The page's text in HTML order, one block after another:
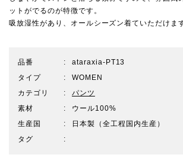
ットがでるのが特徴です。
吸放湿性があり、オールシーズン着ていただけま
品番
ataraxia-PT13
タイプ
WOMEN
カテゴリ
パンツ
素材
ウール100%
生産国
日本製（全工程国内生産）
タグ